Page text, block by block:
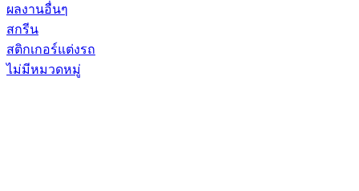
ผลงานอื่นๆ
สกรีน
สติกเกอร์แต่งรถ
ไม่มีหมวดหมู่